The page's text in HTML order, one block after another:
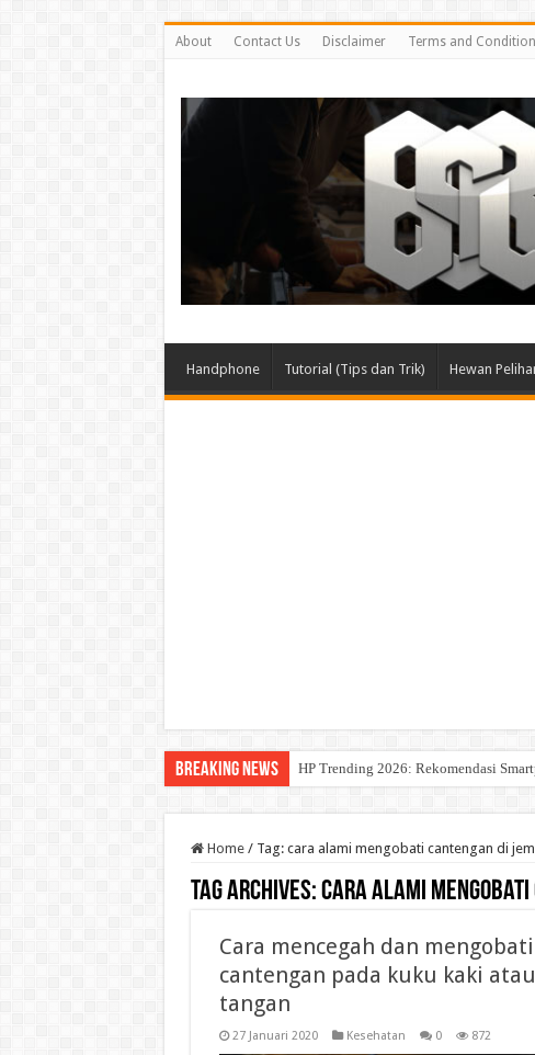
About Contact Us Disclaimer Terms and
Handphone Tutorial (Tips dan Trik) Hewan
Breaking News HP Trending 2026: Rekomendasi
Home / Tag: cara alami mengobati cantengan di
Tag Archives:cara alami
Cara mencegah dan mengobati
cantengan pada kuku kaki atau
tangan
27 Januari 2020 Kesehatan 0 872